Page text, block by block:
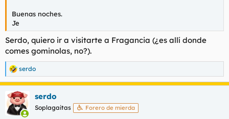
Buenas noches.
Je
Serdo, quiero ir a visitarte a Fragancia (¿es allí donde
comes gominolas, no?).
R
e
a
c
c
i
serdo
serdo
Soplagaitas Forero de mierda